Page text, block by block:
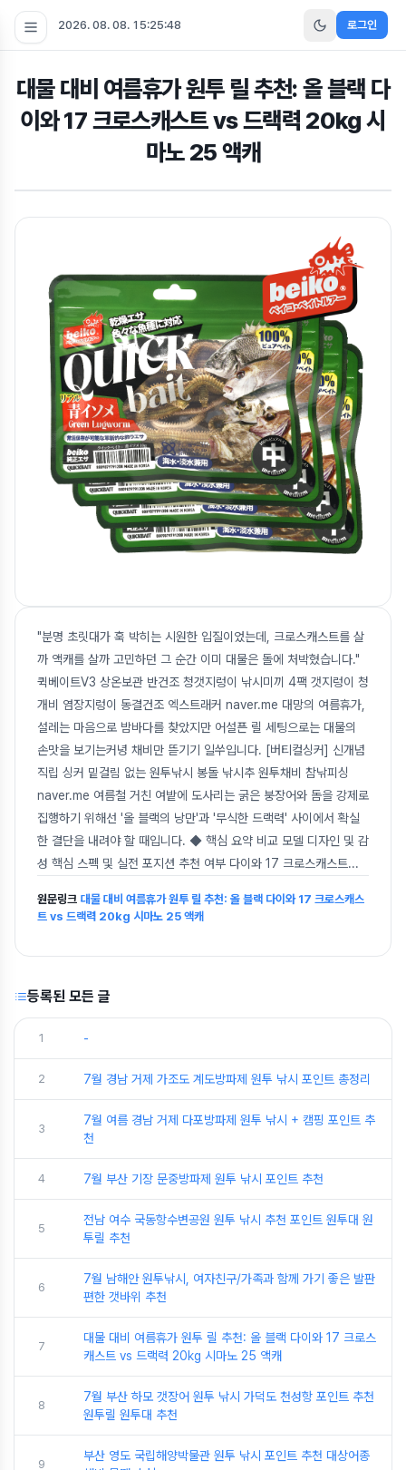
2026. 08. 08. 15:25:49 로그인
대물 대비 여름휴가 원투 릴 추천: 올 블랙 다
이와 17 크로스캐스트 vs 드랙력 20kg 시
마노 25 액캐
"분명 초릿대가 훅 박히는 시원한 입질이었는데, 크로스캐스트를 살
까 액캐를 살까 고민하던 그 순간 이미 대물은 돌에 처박혔습니다."
퀵베이트V3 상온보관 반건조 청갯지렁이 낚시미끼 4팩 갯지렁이 청
개비 염장지렁이 동결건조 엑스트래커 naver.me 대망의 여름휴가,
설레는 마음으로 밤바다를 찾았지만 어설픈 릴 세팅으로는 대물의
손맛을 보기는커녕 채비만 뜯기기 일쑤입니다. [버티컬싱커] 신개념
직립 싱커 밑걸림 없는 원투낚시 봉돌 낚시추 원투채비 참낚피싱
naver.me 여름철 거친 여밭에 도사리는 굵은 붕장어와 돔을 강제로
집행하기 위해선 '올 블랙의 낭만'과 '무식한 드랙력' 사이에서 확실
한 결단을 내려야 할 때입니다. ◆ 핵심 요약 비교 모델 디자인 및 감
성 핵심 스펙 및 실전 포지션 추천 여부 다이와 17 크로스캐스트...
원문링크 대물 대비 여름휴가 원투 릴 추천: 올 블랙 다이와 17 크로스캐스
트 vs 드랙력 20kg 시마노 25 액캐
등록된 모든 글
1 -
2 7월 경남 거제 가조도 계도방파제 원투 낚시 포인트 총정리
3
7월 여름 경남 거제 다포방파제 원투 낚시 + 캠핑 포인트 추
천
4 7월 부산 기장 문중방파제 원투 낚시 포인트 추천
5
전남 여수 국동항수변공원 원투 낚시 추천 포인트 원투대 원
투릴 추천
6
7월 남해안 원투낚시, 여자친구/가족과 함께 가기 좋은 발판
편한 갯바위 추천
7
대물 대비 여름휴가 원투 릴 추천: 올 블랙 다이와 17 크로스
캐스트 vs 드랙력 20kg 시마노 25 액캐
8
7월 부산 하모 갯장어 원투 낚시 가덕도 천성항 포인트 추천
원투릴 원투대 추천
9
부산 영도 국립해양박물관 원투 낚시 포인트 추천 대상어종